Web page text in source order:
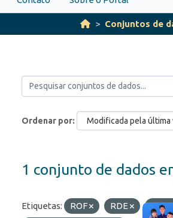
Conjuntos de
Ordenar por
1 conjunto de dados
Etiquetas: ROF RDE